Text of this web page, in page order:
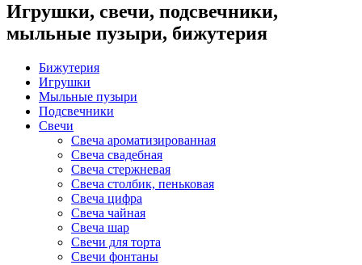
Игрушки, свечи, подсвечники,
мыльные пузыри, бижутерия
Бижутерия
Игрушки
Мыльные пузыри
Подсвечники
Свечи
Свеча ароматизированная
Свеча свадебная
Свеча стержневая
Свеча столбик, пеньковая
Свеча цифра
Свеча чайная
Свеча шар
Свечи для торта
Свечи фонтаны